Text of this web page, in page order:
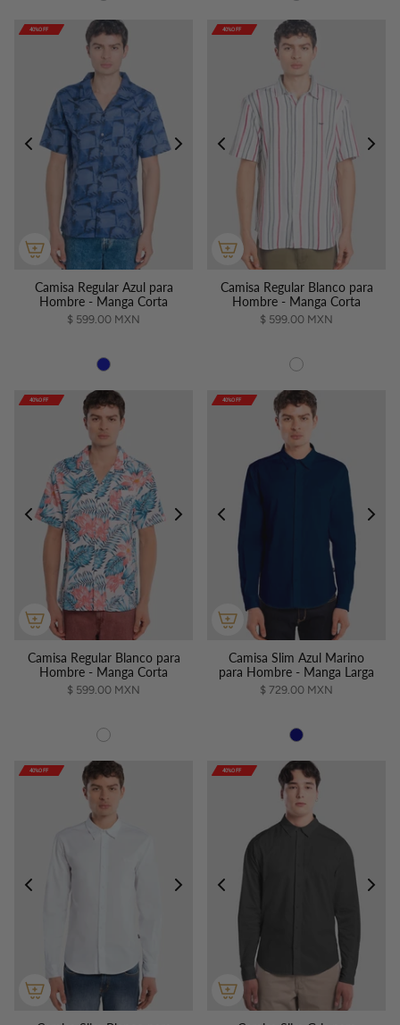
40%OFF
40%OFF
40%OFF
40%OFF
40%OFF
Camisa Regular Azul para
Hombre - Manga Corta
$ 599.00 MXN
40%OFF
40%OFF
40%OFF
40%OFF
40%OFF
Camisa Regular Blanco para
Hombre - Manga Corta
$ 599.00 MXN
40%OFF
40%OFF
40%OFF
40%OFF
40%OFF
Camisa Regular Blanco para
Hombre - Manga Corta
$ 599.00 MXN
40%OFF
40%OFF
40%OFF
40%OFF
40%OFF
Camisa Slim Azul Marino
para Hombre - Manga Larga
$ 729.00 MXN
40%OFF
40%OFF
40%OFF
40%OFF
40%OFF 40%OFF
40%OFF
40%OFF
40%OFF
40%OFF